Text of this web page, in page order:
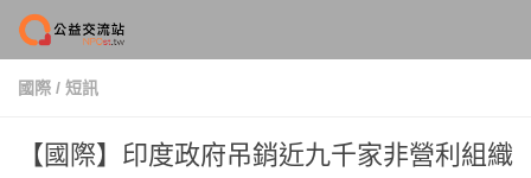
Skip to content
國際 / 短訊
【國際】印度政府吊銷近九千家非營利組織